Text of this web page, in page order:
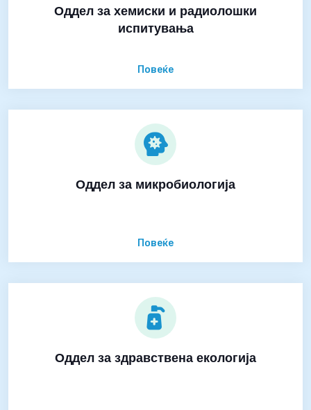
Оддел за хемиски и радиолошки
испитувања
Повеќе
Оддел за микробиологија
Повеќе
Оддел за здравствена екологија